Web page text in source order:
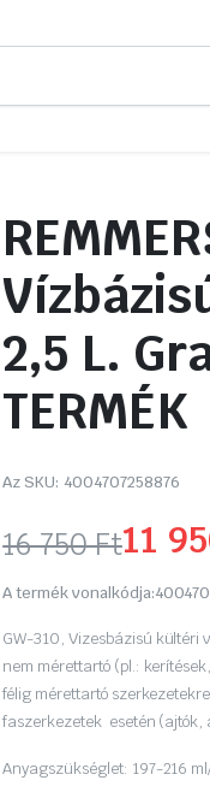
2,5 L.
TERMÉK
Az SKU: 4004707258876
16 750Ft
Original
price
was:
16
750 Ft.
11
Current
price
is:
11
950 Ft.
A termék vonalkódja:
GW-310, Vizesbázisú kültéri
nem mérettartó (pl.:
félig mérettartó
faszerkezetek esetén (ajtók,
Anyagszükséglet: 197-216